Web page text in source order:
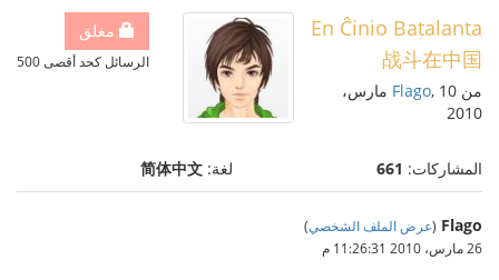
مغلق
الرسائل كحد أقصى 500
En Ĉinio Batalanta
战斗在中国
من Flago , 10 مارس،
2010
المشاركات: 661 لغة: 简体中文
Flago
(عرض الملف الشخصي)
26 مارس، 2010 11:26:31 م